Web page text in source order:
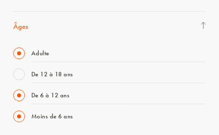
Âges
Adulte
De 12 à 18 ans
De 6 à 12 ans
Moins de 6 ans